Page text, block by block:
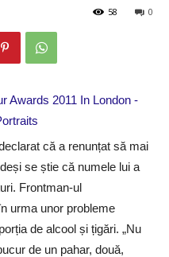
0
58
că a renunțat să mai
se știe că numele lui a
Frontman-ul
urma unor probleme
de alcool și țigări. „Nu
de un pahar, două,